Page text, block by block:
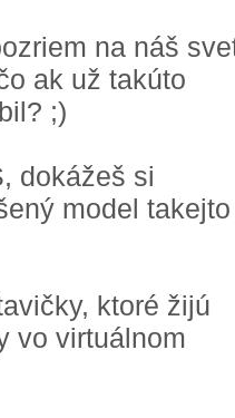
na náš
ak už takúto
;)
dokážeš si
model takejto
ktoré žijú
vo virtuálnom